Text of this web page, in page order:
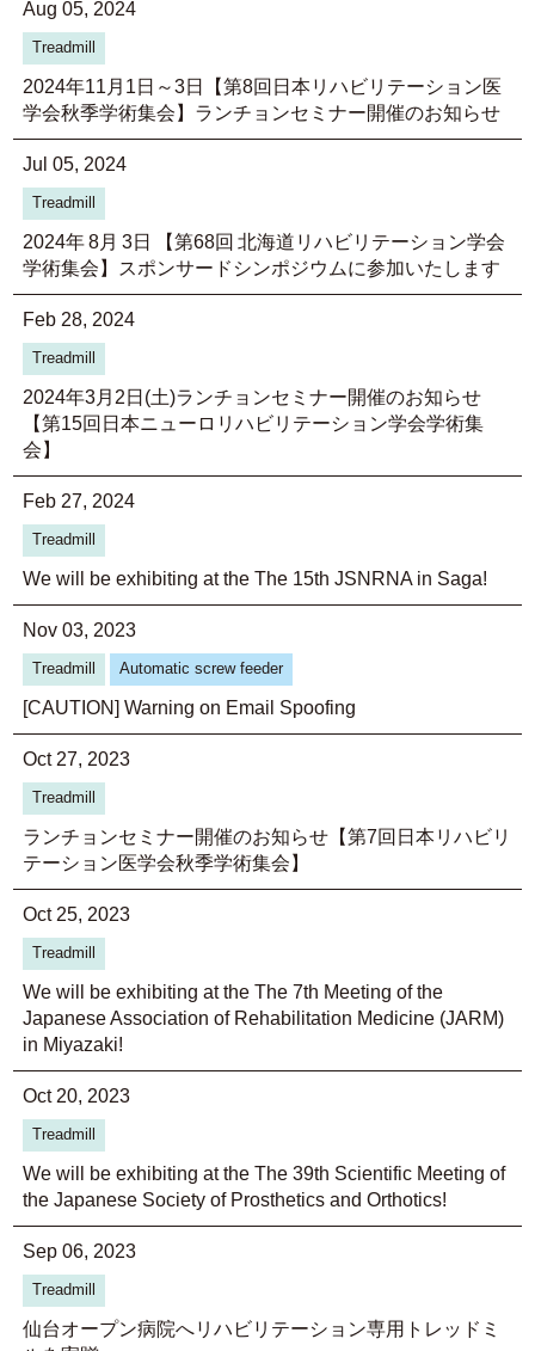
Aug 05, 2024
Treadmill
2024年11月1日～3日【第8回日本リハビリテーション医
学会秋季学術集会】ランチョンセミナー開催のお知らせ
Jul 05, 2024
Treadmill
2024年 8月 3日 【第68回 北海道リハビリテーション学会
学術集会】スポンサードシンポジウムに参加いたします
Feb 28, 2024
Treadmill
2024年3月2日(土)ランチョンセミナー開催のお知らせ
【第15回日本ニューロリハビリテーション学会学術集
会】
Feb 27, 2024
Treadmill
We will be exhibiting at the The 15th JSNRNA in Saga!
Nov 03, 2023
Treadmill Automatic screw feeder
[CAUTION] Warning on Email Spoofing
Oct 27, 2023
Treadmill
ランチョンセミナー開催のお知らせ【第7回日本リハビリ
テーション医学会秋季学術集会】
Oct 25, 2023
Treadmill
We will be exhibiting at the The 7th Meeting of the
Japanese Association of Rehabilitation Medicine (JARM)
in Miyazaki!
Oct 20, 2023
Treadmill
We will be exhibiting at the The 39th Scientific Meeting of
the Japanese Society of Prosthetics and Orthotics!
Sep 06, 2023
Treadmill
仙台オープン病院へリハビリテーション専用トレッドミ